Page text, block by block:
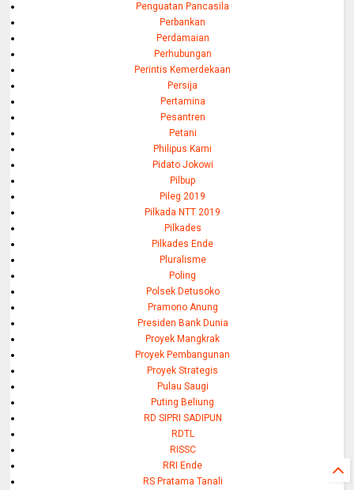
Penguatan Pancasila
Perbankan
Perdamaian
Perhubungan
Perintis Kemerdekaan
Persija
Pertamina
Pesantren
Petani
Philipus Kami
Pidato Jokowi
Pilbup
Pileg 2019
Pilkada NTT 2019
Pilkades
Pilkades Ende
Pluralisme
Poling
Polsek Detusoko
Pramono Anung
Presiden Bank Dunia
Proyek Mangkrak
Proyek Pembangunan
Proyek Strategis
Pulau Saugi
Puting Beliung
RD SIPRI SADIPUN
RDTL
RISSC
RRI Ende
RS Pratama Tanali